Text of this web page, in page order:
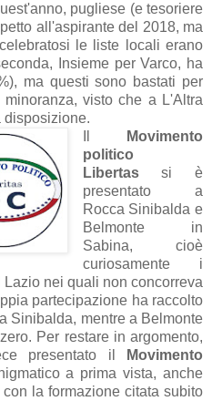
pugliese (e tesoriere
all'aspirante del 2018, ma
le liste locali erano
Insieme per Varco, ha
ma questi sono bastati per
visto che a L'Altra
disposizione.
Movimento
politico
Libertassi è
presentato a
Rocca Sinibalda e
Belmonte in
Sabina, cioè
curiosamente i
nei quali non concorreva
partecipazione ha raccolto
Sinibalda, mentre a Belmonte
Per restare in argomento,
presentato il
Movimento
a prima vista, anche
la formazione citata subito